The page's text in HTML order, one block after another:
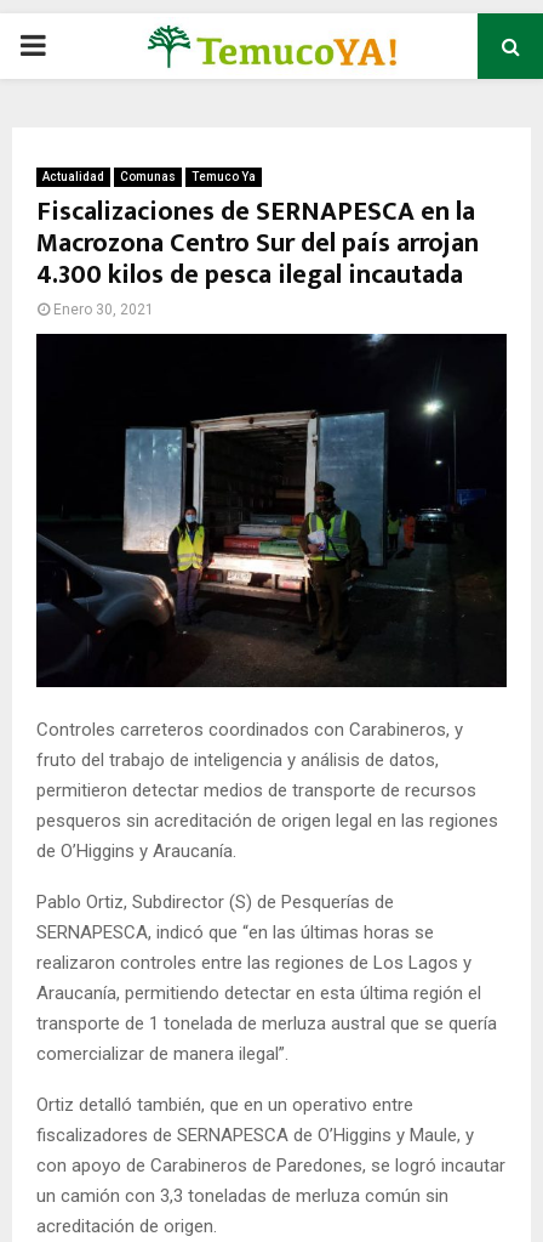
P
M
A
Actualidad Comunas Temuco Ya
Fiscalizaciones de SERNAPESCA en la
Macrozona Centro Sur del país arrojan
4.300 kilos de pesca ilegal incautada
Enero 30, 2021
Controles carreteros coordinados con Carabineros, y
fruto del trabajo de inteligencia y análisis de datos,
permitieron detectar medios de transporte de recursos
pesqueros sin acreditación de origen legal en las regiones
de O’Higgins y Araucanía.
Pablo Ortiz, Subdirector (S) de Pesquerías de
SERNAPESCA, indicó que “en las últimas horas se
realizaron controles entre las regiones de Los Lagos y
Araucanía, permitiendo detectar en esta última región el
transporte de 1 tonelada de merluza austral que se quería
comercializar de manera ilegal”.
Ortiz detalló también, que en un operativo entre
fiscalizadores de SERNAPESCA de O’Higgins y Maule, y
con apoyo de Carabineros de Paredones, se logró incautar
un camión con 3,3 toneladas de merluza común sin
acreditación de origen.